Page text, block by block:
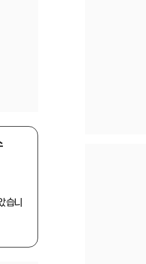
습니